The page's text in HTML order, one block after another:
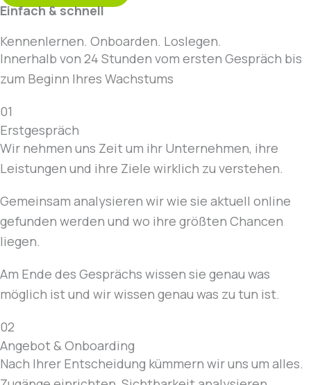
Einfach & schnell
Kennenlernen. Onboarden. Loslegen.
Innerhalb von 24 Stunden vom ersten Gespräch bis
zum Beginn Ihres Wachstums
01
Erstgespräch
Wir nehmen uns Zeit um ihr Unternehmen, ihre
Leistungen und ihre Ziele wirklich zu verstehen.
Gemeinsam analysieren wir wie sie aktuell online
gefunden werden und wo ihre größten Chancen
liegen.
Am Ende des Gesprächs wissen sie genau was
möglich ist und wir wissen genau was zu tun ist.
02
Angebot & Onboarding
Nach Ihrer Entscheidung kümmern wir uns um alles.